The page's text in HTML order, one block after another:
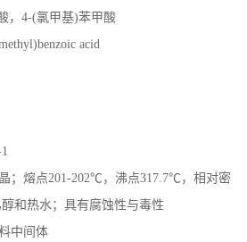
， 4-(氯甲基)苯甲酸
acid
；熔点201-202℃，沸点317.7℃，相对密
和热水；具有腐蚀性与毒性
中间体